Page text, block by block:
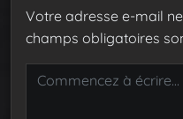
Votre adresse e-mail
champs obligatoires